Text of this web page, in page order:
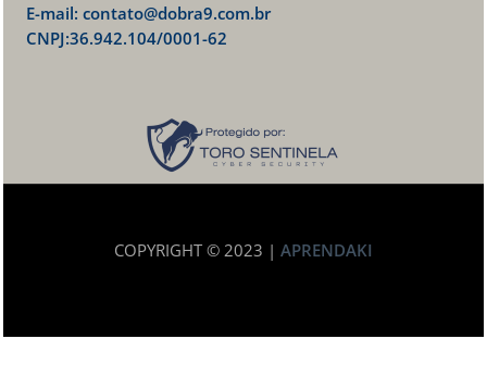
E-mail: contato@dobra9.com.br
CNPJ:36.942.104/0001-62
COPYRIGHT © 2023 | APRENDAKI